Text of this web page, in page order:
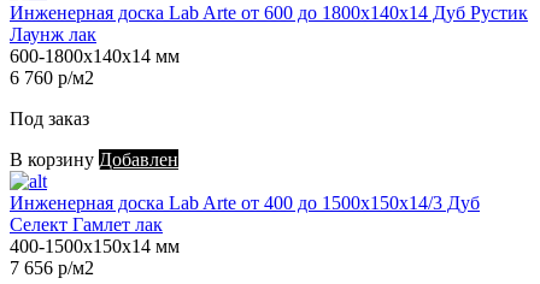
Инженерная доска Lab Arte от 600 до 1800х140х14 Дуб Рустик
Лаунж лак
600-1800х140х14 мм
6 760 р/м2
Под заказ
В корзину Добавлен
Инженерная доска Lab Arte от 400 до 1500х150х14/3 Дуб
Селект Гамлет лак
400-1500х150х14 мм
7 656 р/м2